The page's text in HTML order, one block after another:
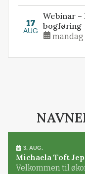
17
AUG
Webinar –
bogføring
mandag
3. AUG.
Michaela Toft
Velkommen til